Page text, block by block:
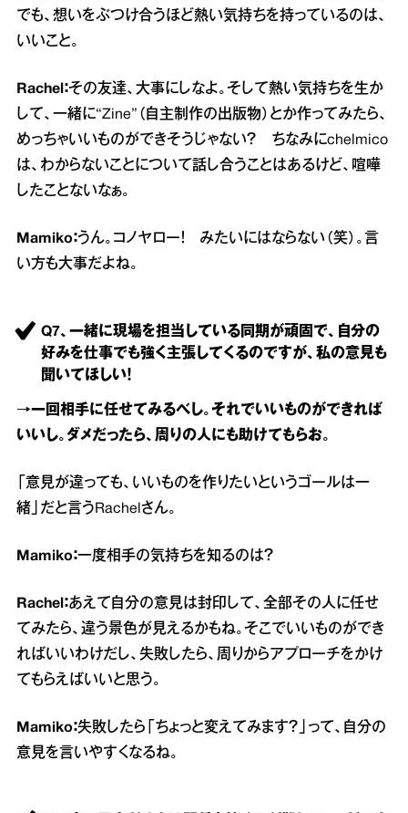
でも、想いをぶつけ合うほど熱い気持ちを持っているのは、
いいこと。
Rachel：その友達、大事にしなよ。そして熱い気持ちを生か
して、一緒に“Zine”（自主制作の出版物）とか作ってみたら、
めっちゃいいものができそうじゃない？ ちなみにchelmico
は、わからないことについて話し合うことはあるけど、喧嘩
したことないなぁ。
Mamiko：うん。コノヤロー！ みたいにはならない（笑）。言
い方も大事だよね。
Q7、一緒に現場を担当している同期が頑固で、自分の
好みを仕事でも強く主張してくるのですが、私の意見も
聞いてほしい！
→一回相手に任せてみるべし。それでいいものができれば
いいし。ダメだったら、周りの人にも助けてもらお。
「意見が違っても、いいものを作りたいというゴールは一
緒」だと言うRachelさん。
Mamiko：一度相手の気持ちを知るのは？
Rachel：あえて自分の意見は封印して、全部その人に任せ
てみたら、違う景色が見えるかもね。そこでいいものができ
ればいいわけだし、失敗したら、周りからアプローチをかけ
てもらえばいいと思う。
Mamiko：失敗したら「ちょっと変えてみます？」って、自分の
意見を言いやすくなるね。